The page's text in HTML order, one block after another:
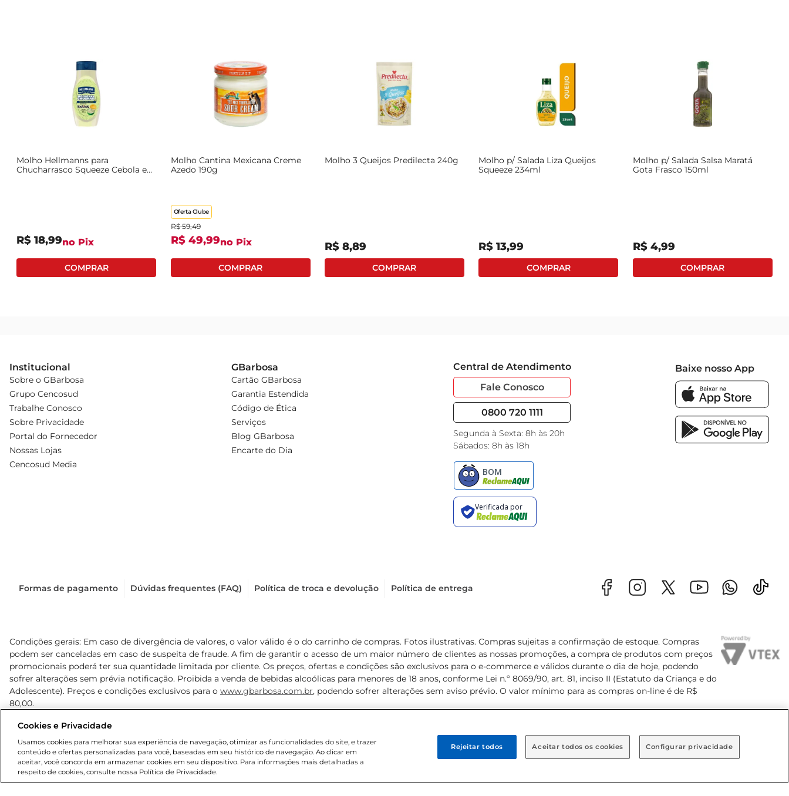
Molho Hellmanns para
Chucharrasco Squeeze Cebola e
R$ 18,99no Pix
Molho Cantina Mexicana Creme
Azedo 190g
Oferta Clube
R$ 59,49
R$ 49,99no Pix
Molho 3 Queijos Predilecta 240g
R$ 8,89
Molho p/ Salada Liza Queijos
Squeeze 234ml
R$ 13,99
Molho p/ Salada Salsa Maratá
Gota Frasco 150ml
R$ 4,99
Institucional
Sobre o GBarbosa
Grupo Cencosud
Trabalhe Conosco
Sobre Privacidade
Portal do Fornecedor
Nossas Lojas
Cencosud Media
GBarbosa
Cartão GBarbosa
Garantia Estendida
Código de Ética
Serviços
Blog GBarbosa
Encarte do Dia
Central de Atendimento
Fale Conosco
0800 720 1111
Segunda à Sexta: 8h às 20h
Sábados: 8h às 18h
Baixe nosso App
Formas de pagamento Dúvidas frequentes (FAQ) Política de troca e devolução Política de entrega
Condições gerais: Em caso de divergência de valores, o valor válido é o do carrinho de compras. Fotos ilustrativas. Compras sujeitas a confirmação de estoque. Compras
podem ser canceladas em caso de suspeita de fraude. A fim de garantir o acesso de um maior número de clientes as nossas promoções, a compra de produtos com preços
promocionais poderá ter sua quantidade limitada por cliente. Os preços, ofertas e condições são exclusivos para o e-commerce e válidos durante o dia de hoje, podendo
sofrer alterações sem prévia notificação. Proibida a venda de bebidas alcoólicas para menores de 18 anos, conforme Lei n.º 8069/90, art. 81, inciso II (Estatuto da Criança e do
Adolescente). Preços e condições exclusivos para o www.gbarbosa.com.br, podendo sofrer alterações sem aviso prévio. O valor mínimo para as compras on-line é de R$
80,00.
Cookies e Privacidade
Usamos cookies para melhorar sua experiência de navegação, otimizar as funcionalidades do site, e trazer
conteúdo e ofertas personalizadas para você, baseadas em seu histórico de navegação. Ao clicar em
aceitar, você concorda em armazenar cookies em seu dispositivo. Para informações mais detalhadas a
respeito de cookies, consulte nossa Política de Privacidade.
Configurar privacidade
Rejeitar todos Aceitar todos os cookies